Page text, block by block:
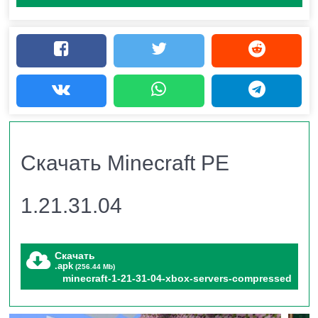
1.21.31.04?
Разработчики выпустили
новую полную версию игры
MCPE 1.21.31.04
. Основные изменения коснулись
повышения оптимизации и стабильности игры,
Устраненные ошибки в
Minecraft PE 1.21.31.04
В Minecraft PE 1.21.31.04 разработчикизначительно
пофиксили механику игры и устранили все основные
Скачать Minecraft PE
1.21.31.04
Скачать
.apk (256.44 Mb)
minecraft-1-21-31-04-xbox-servers-compressed